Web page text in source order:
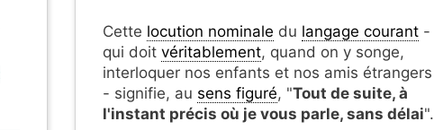
Cette locution nominale du langage courant -
qui doit véritablement, quand on y songe,
interloquer nos enfants et nos amis étrangers
- signifie, au sens figuré, "Tout de suite, à
l'instant précis où je vous parle, sans délai".